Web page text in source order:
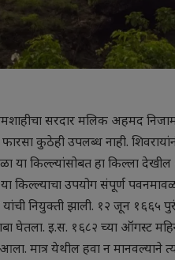
सरदार मलिक अहमद
फारसा कुठेही उपलब्ध नाही.
या किल्ल्यांसोबत हा किल्ला
किल्ल्याचा उपयोग संपूर्ण
यांची नियुक्ती झाली. १२ जून
ताबा घेतला. इ.स. १६८२ च्या ऑगस्ट
आला. मात्र येथील हवा न